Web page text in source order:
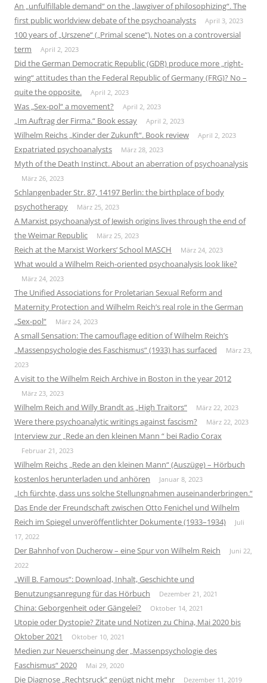
An „unfulfillable demand“ on the „lawgiver of philosophizing“. The
first public worldview debate of the psychoanalysts
April 3, 2023
100 years of „Urszene“ („Primal scene“). Notes on a controversial
term
April 2, 2023
Did the German Democratic Republic (GDR) produce more „right-
wing“ attitudes than the Federal Republic of Germany (FRG)? No –
quite the opposite.
April 2, 2023
Was „Sex-pol“ a movement? April 2, 2023
„Im Auftrag der Firma.“ Book essay April 2, 2023
Wilhelm Reichs „Kinder der Zukunft“. Book review April 2, 2023
Expatriated psychoanalysts März 28, 2023
Myth of the Death Instinct. About an aberration of psychoanalysis
März 26, 2023
Schlangenbader Str. 87, 14197 Berlin: the birthplace of body
psychotherapy
März 25, 2023
A Marxist psychoanalyst of Jewish origins lives through the end of
the Weimar Republic
März 25, 2023
Reich at the Marxist Workers‘ School MASCH März 24, 2023
What would a Wilhelm Reich-oriented psychoanalysis look like?
März 24, 2023
The Unified Associations for Proletarian Sexual Reform and
Maternity Protection and Wilhelm Reich’s real role in the German
„Sex-pol“
März 24, 2023
A small Sensation: The camouflage edition of Wilhelm Reich’s
„Massenpsychologie des Faschismus“ (1933) has surfaced
März 23,
2023
A visit to the Wilhelm Reich Archive in Boston in the year 2012
März 23, 2023
Wilhelm Reich and Willy Brandt as „High Traitors“ März 22, 2023
Were there psychoanalytic writings against fascism? März 22, 2023
Interview zur „Rede an den kleinen Mann “ bei Radio Corax
Februar 21, 2023
Wilhelm Reichs „Rede an den kleinen Mann“ (Auszüge) – Hörbuch
kostenlos herunterladen und anhören
Januar 8, 2023
„Ich fürchte, dass uns solche Stellungnahmen auseinanderbringen.“
Das Ende der Freundschaft zwischen Otto Fenichel und Wilhelm
Reich im Spiegel unveröffentlichter Dokumente (1933–1934)
Juli
17, 2022
Der Bahnhof von Ducherow – eine Spur von Wilhelm Reich
Juni 22,
2022
„Will B. Famous“: Download, Inhalt, Geschichte und
Benutzungsanregung für das Hörbuch
Dezember 21, 2021
China: Geborgenheit oder Gängelei? Oktober 14, 2021
Utopie oder Dystopie? Zitate und Notizen zu China, Mai 2020 bis
Oktober 2021
Oktober 10, 2021
Medien zur Neuerscheinung der „Massenpsychologie des
Faschismus“ 2020
Mai 29, 2020
Die Diagnose „Rechtsruck“ genügt nicht mehr Dezember 11, 2019